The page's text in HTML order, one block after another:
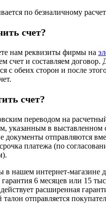
по безналичному
счет?
нам реквизиты фирмы на
счет и составляем договор.
с обеих сторон и после
счет?
переводом на
указанным в выставленном
документы отправляются
платежа (по
в нашем интернет-магазине
6 месяцев или 15
расширенная
отправляется